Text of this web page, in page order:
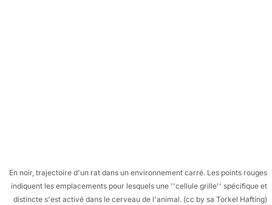
En noir, trajectoire d'un rat dans un environnement carré. Les points rouges
indiquent les emplacements pour lesquels une ''cellule grille'' spécifique et
distincte s'est activé dans le cerveau de l'animal. (cc by sa Torkel Hafting)